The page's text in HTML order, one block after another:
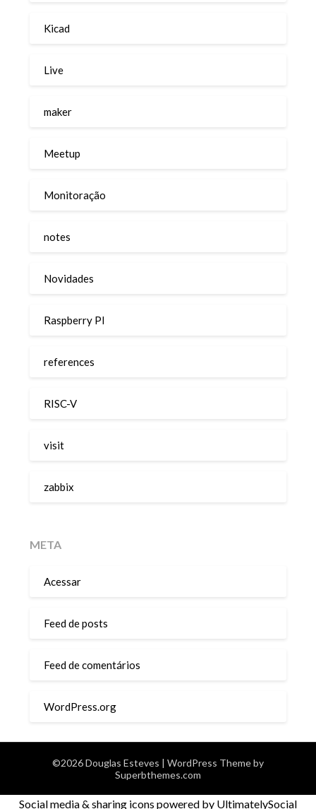
Kicad
Live
maker
Meetup
Monitoração
notes
Novidades
Raspberry PI
references
RISC-V
visit
zabbix
META
Acessar
Feed de posts
Feed de comentários
WordPress.org
©2026 Douglas Esteves | WordPress Theme by
Superbthemes.com
Social media & sharing icons powered by UltimatelySocial